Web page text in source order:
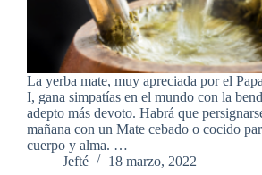
La yerba mate, muy apreciada por el
I, gana simpatías en el mundo con la
adepto más devoto. Habrá que
mañana con un Mate cebado o cocido
cuerpo y alma. …
Jefté
18 marzo, 2022